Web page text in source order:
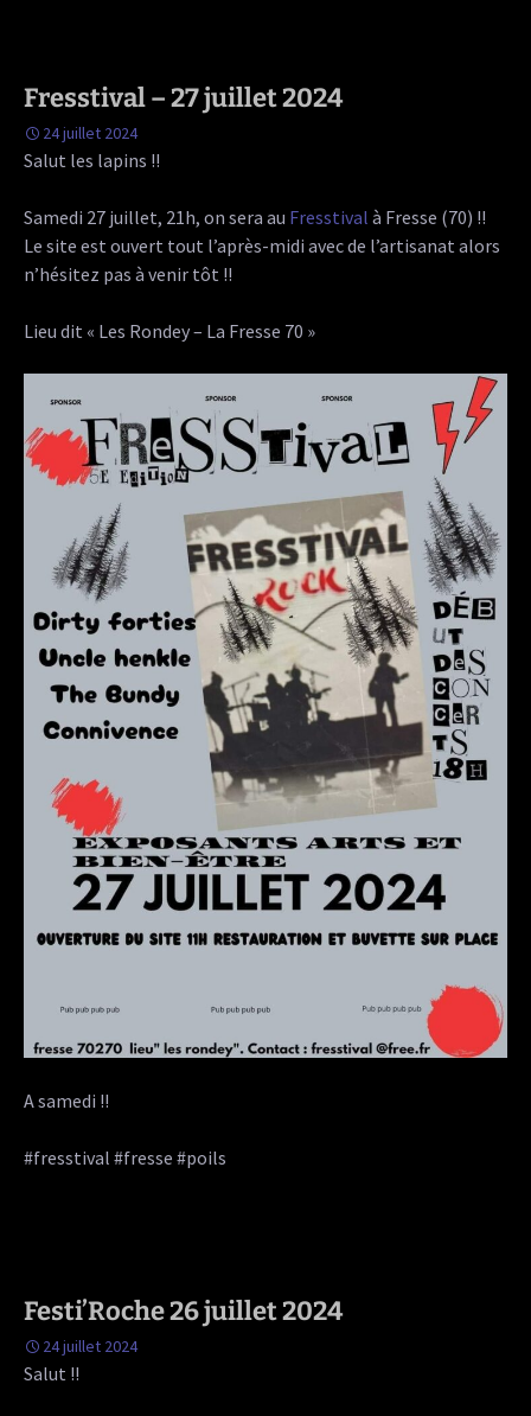
Fresstival – 27 juillet 2024
24 juillet 2024
Salut les lapins !!
Samedi 27 juillet, 21h, on sera au Fresstival à Fresse (70) !!
Le site est ouvert tout l’après-midi avec de l’artisanat alors
n’hésitez pas à venir tôt !!
Lieu dit « Les Rondey – La Fresse 70 »
A samedi !!
#fresstival #fresse #poils
Festi’Roche 26 juillet 2024
24 juillet 2024
Salut !!